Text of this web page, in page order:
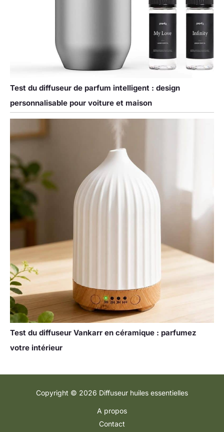
Test du diffuseur de parfum intelligent : design
personnalisable pour voiture et maison
Test du diffuseur Vankarr en céramique : parfumez
votre intérieur
Copyright © 2026 Diffuseur huiles essentielles
A propos
Contact